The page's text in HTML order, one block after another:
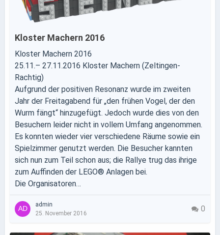
Kloster Machern 2016
Kloster Machern 2016
25.11.– 27.11.2016 Kloster Machern (Zeltingen-
Rachtig)
Aufgrund der positiven Resonanz wurde im zweiten
Jahr der Freitagabend für „den frühen Vogel, der den
Wurm fängt“ hinzugefügt. Jedoch wurde dies von den
Besuchern leider nicht in vollem Umfang angenommen.
Es konnten wieder vier verschiedene Räume sowie ein
Spielzimmer genutzt werden. Die Besucher kannten
sich nun zum Teil schon aus; die Rallye trug das ihrige
zum Auffinden der LEGO® Anlagen bei.
Die Organisatoren…
admin
25. November 2016
0